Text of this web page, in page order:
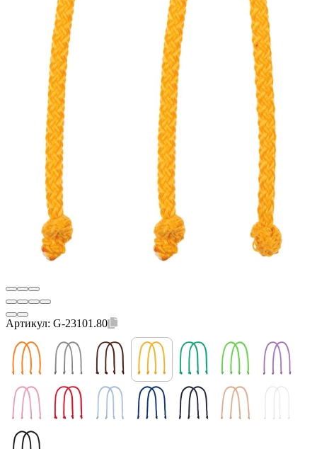
Артикул: G-23101.80